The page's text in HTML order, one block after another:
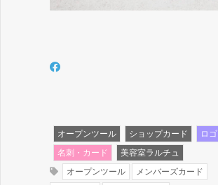
オープンツール ショップカード
ロゴ
名刺・カード
美容室ラルチュ
オープンツール
メンバーズカード